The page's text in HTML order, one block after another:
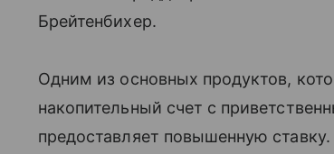
Брейтенбихер.
Одним из основных продуктов,
накопительный счет с
предоставляет повышенную